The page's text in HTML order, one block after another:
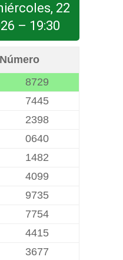
22
– 19:30
Número
8729
7445
2398
0640
1482
4099
9735
7754
4415
3677